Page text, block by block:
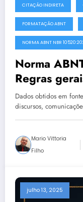
CITAÇÃO INDIRETA
FORMATAÇÃO ABNT
NORMA ABNT NBR
Norma
Regras
Dados obtidos em
discursos,
Mario Vittoria
Filho
julho 13, 2025